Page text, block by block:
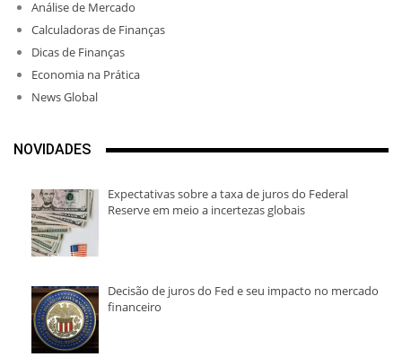
Análise de Mercado
Calculadoras de Finanças
Dicas de Finanças
Economia na Prática
News Global
NOVIDADES
Expectativas sobre a taxa de juros do Federal
Reserve em meio a incertezas globais
Decisão de juros do Fed e seu impacto no mercado
financeiro